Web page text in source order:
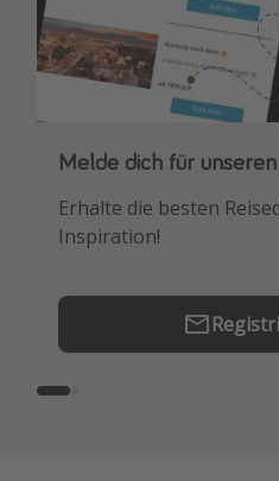
Melde dich für
Erhalte die besten
Inspiration!
Downloade unsere App
Buche die besten
Erstes.